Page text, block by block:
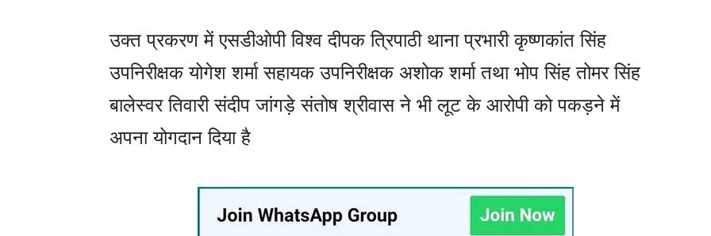
उक्त प्रकरण में एसडीओपी विश्व दीपक त्रिपाठी थाना प्रभारी कृष्णकांत सिंह
उपनिरीक्षक योगेश शर्मा सहायक उपनिरीक्षक अशोक शर्मा तथा भोप सिंह तोमर सिंह
बालेस्वर तिवारी संदीप जांगड़े संतोष श्रीवास ने भी लूट के आरोपी को पकड़ने में
अपना योगदान दिया है